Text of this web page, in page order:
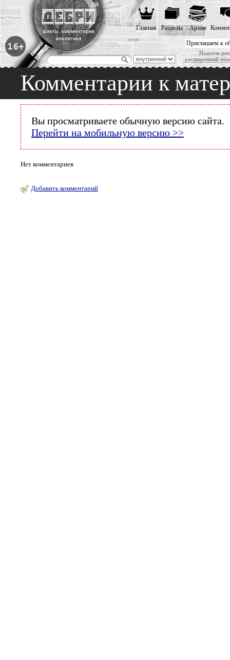
Приглашаем к
Надоела
расширенный
Главная Разделы Архив
Комментарии к
Вы просматриваете обычную версию сайта.
Перейти на мобильную версию >>
Нет комментариев
Добавить комментарий